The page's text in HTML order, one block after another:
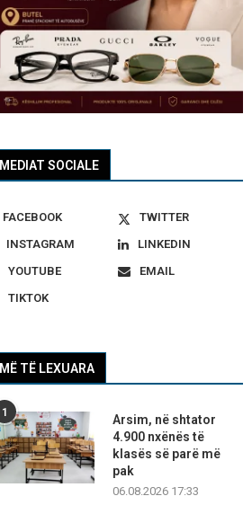
MEDIAT SOCIALE
FACEBOOK
TWITTER
INSTAGRAM
LINKEDIN
YOUTUBE
EMAIL
TIKTOK
MË TË LEXUARA
1
Arsim, në shtator
4.900 nxënës të
klasës së parë më
pak
06.08.2026 17:33